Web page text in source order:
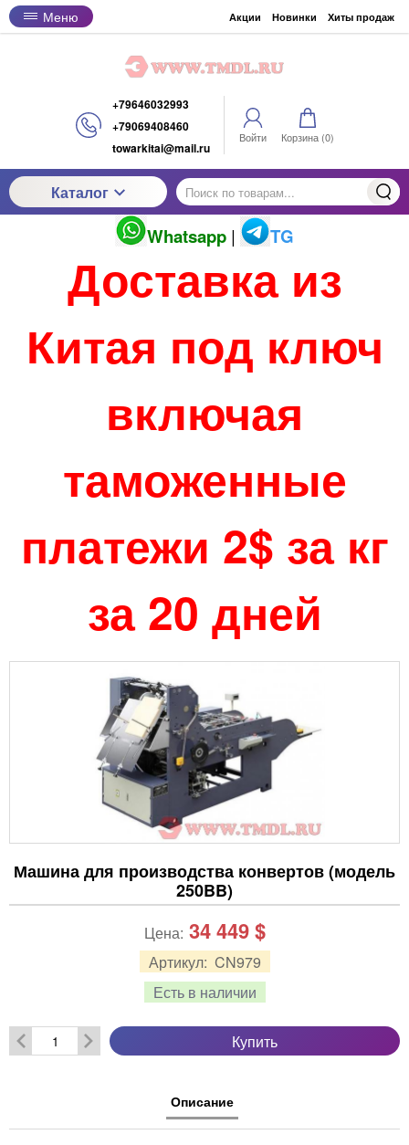
Меню Акции Новинки Хиты продаж
+79646032993
+79069408460
towarkitai@mail.ru
Войти Корзина (0)
Каталог
Whatsapp | TG
Доставка из
Китая под ключ
включая
таможенные
платежи 2$ за кг
за 20 дней
Машина для производства конвертов (модель
250BB)
Артикул: CN979
Есть в наличии
Цена: 34 449$
Купить
Описание